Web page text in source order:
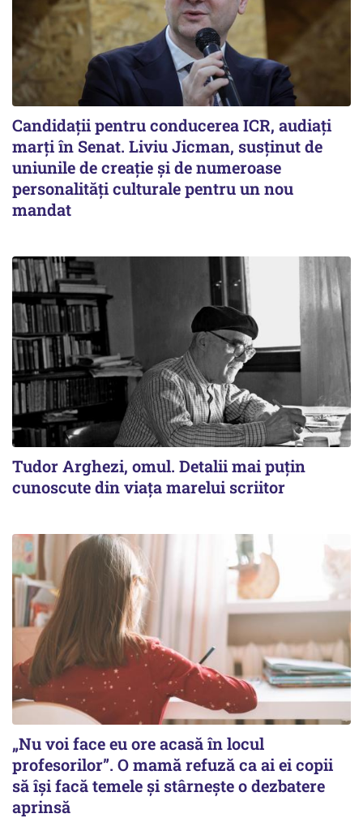
Candidații pentru conducerea ICR, audiați
marți în Senat. Liviu Jicman, susținut de
uniunile de creație și de numeroase
personalități culturale pentru un nou
mandat
Tudor Arghezi, omul. Detalii mai puţin
cunoscute din viaţa marelui scriitor
„Nu voi face eu ore acasă în locul
profesorilor”. O mamă refuză ca ai ei copii
să își facă temele și stârnește o dezbatere
aprinsă